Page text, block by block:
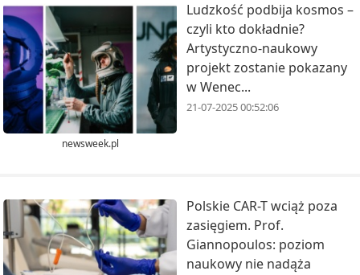
newsweek.pl
Ludzkość podbija kosmos –
czyli kto dokładnie?
Artystyczno-naukowy
projekt zostanie pokazany
w Wenec...
21-07-2025 00:52:06
Polskie CAR-T wciąż poza
zasięgiem. Prof.
Giannopoulos: poziom
naukowy nie nadąża